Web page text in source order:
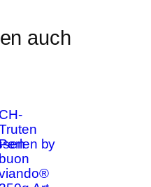
auch
CH-
by
buon